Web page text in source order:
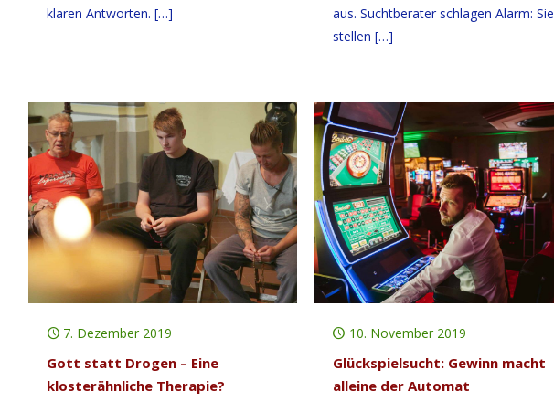
klaren Antworten. […]
aus. Suchtberater schlagen Alarm: Sie
stellen […]
7. Dezember 2019
Gott statt Drogen – Eine
klosterähnliche Therapie?
10. November 2019
Glückspielsucht: Gewinn macht
alleine der Automat